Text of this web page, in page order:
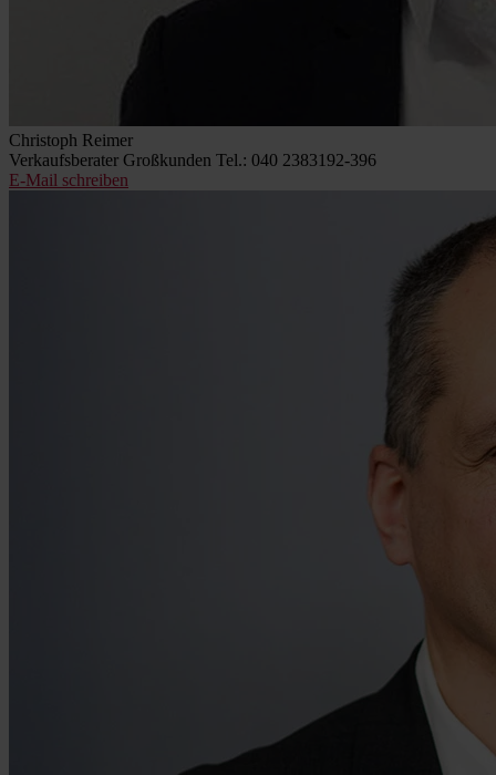
Christoph Reimer
Verkaufsberater Großkunden Tel.: 040 2383192-396
E-Mail schreiben